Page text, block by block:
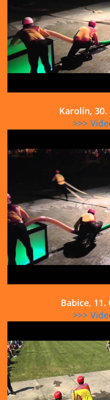
Karolín, 30.
>>>
Babice, 11.
>>>